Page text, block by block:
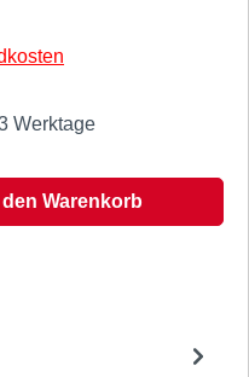
Werktage
gewünschten
den Warenkorb